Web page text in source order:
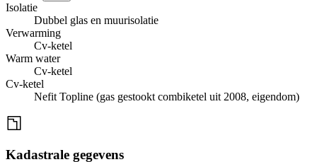
Isolatie
Dubbel glas en muurisolatie
Verwarming
Cv-ketel
Warm water
Cv-ketel
Cv-ketel
Nefit Topline (gas gestookt combiketel uit 2008, eigendom)
Kadastrale gegevens